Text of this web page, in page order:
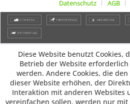
Datenschutz
AGB
Diese Website benutzt Cookies,
Betrieb der Website
werden. Andere Cookies, die
dieser Website erhöhen, der
Interaktion mit anderen Websites
vereinfachen sollen, werden nur